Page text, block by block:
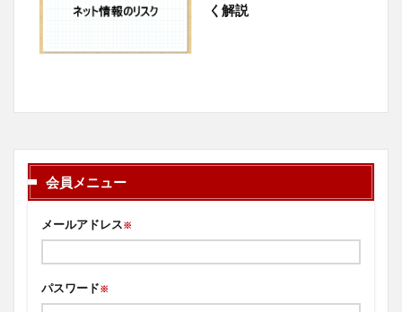
く解説
会員メニュー
メールアドレス※
パスワード※